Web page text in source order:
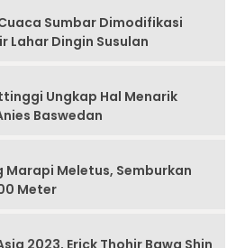
Sumbar Dimodifikasi
Lahar Dingin Susulan
Ungkap Hal Menarik
Baswedan
Marapi Meletus, Semburkan
Meter